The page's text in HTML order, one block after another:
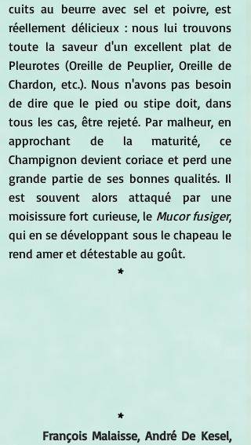
cuits au beurre avec sel et poivre, est
réellement délicieux : nous lui trouvons
toute la saveur d'un excellent plat de
Pleurotes (Oreille de Peuplier, Oreille de
Chardon, etc.). Nous n'avons pas besoin
de dire que le pied ou stipe doit, dans
tous les cas, être rejeté. Par malheur, en
approchant de la maturité, ce
Champignon devient coriace et perd une
grande partie de ses bonnes qualités. Il
est souvent alors attaqué par une
moisissure fort curieuse, le Mucor fusiger,
qui en se développant sous le chapeau le
rend amer et détestable au goût.
*
*
François Malaisse, André De Kesel,